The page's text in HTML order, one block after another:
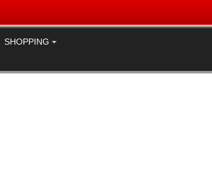
SHOPPING